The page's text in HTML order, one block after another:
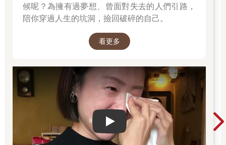
這件事情造成我極大的陰影，宛若萬里無雲的晴空中突然劃過一
道閃電，瞬間烏雲壟罩著頭頂，片刻傾盆大雨淋濕全身，我站在
責。嘴裡總念叨著：「如果早一點發現，他就不會幹傻事了。」
接下來的旅途，不是找自己，而是找救贖，我需要再一次放飛世
界，從浩瀚的宇宙中，再找回那雙愛笑的眼睛。我把這段經歷寫
了一本書《自己，才是旅程的終點》，就沒有再回職場，一直過
著自由旅人的生活。
關於我，成名的代價，另類地獄
候呢？為擁有過夢想、曾面對失去的人們引路，
陪你穿過人生的坑洞，撿回破碎的自己。
看更多
Play video